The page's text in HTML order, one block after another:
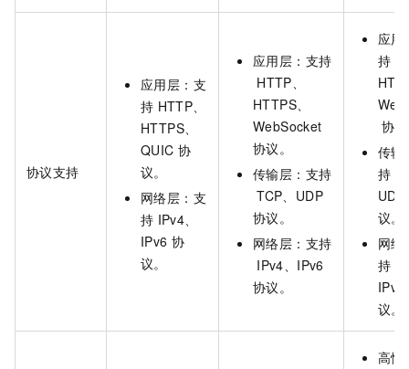
协议支持
应用层：支
持 HTTP、
HTTPS、
QUIC 协
议。
网络层：支
持 IPv4、
IPv6 协
议。
应用层：支持
HTTP、
HTTPS、
WebSocket
协议。
传输层：支持
TCP、UDP
协议。
网络层：支持
IPv4、IPv6
协议。
应用
持
协
传输
持
UDP
议。
网络
持
IPv6
议。
高性